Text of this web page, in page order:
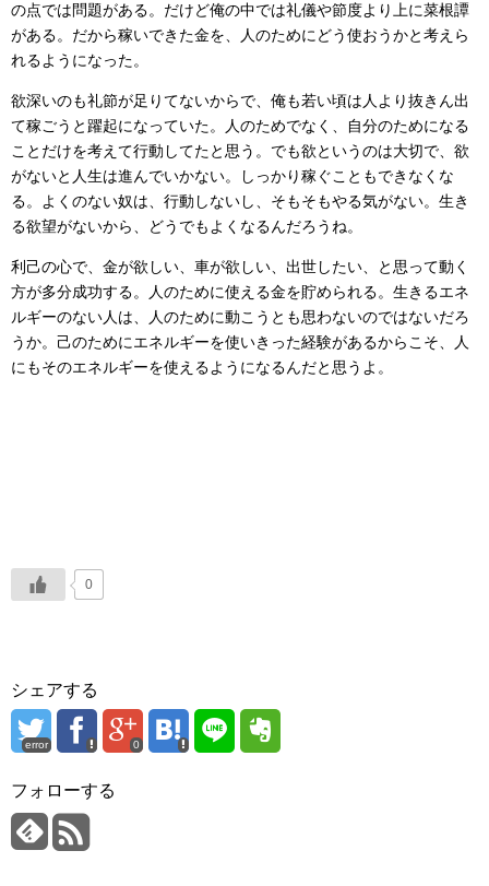
の点では問題がある。だけど俺の中では礼儀や節度より上に菜根譚
がある。だから稼いできた金を、人のためにどう使おうかと考えら
れるようになった。
欲深いのも礼節が足りてないからで、俺も若い頃は人より抜きん出
て稼ごうと躍起になっていた。人のためでなく、自分のためになる
ことだけを考えて行動してたと思う。でも欲というのは大切で、欲
がないと人生は進んでいかない。しっかり稼ぐこともできなくな
る。よくのない奴は、行動しないし、そもそもやる気がない。生き
る欲望がないから、どうでもよくなるんだろうね。
利己の心で、金が欲しい、車が欲しい、出世したい、と思って動く
方が多分成功する。人のために使える金を貯められる。生きるエネ
ルギーのない人は、人のために動こうとも思わないのではないだろ
うか。己のためにエネルギーを使いきった経験があるからこそ、人
にもそのエネルギーを使えるようになるんだと思うよ。
0
シェアする
error 0
フォローする